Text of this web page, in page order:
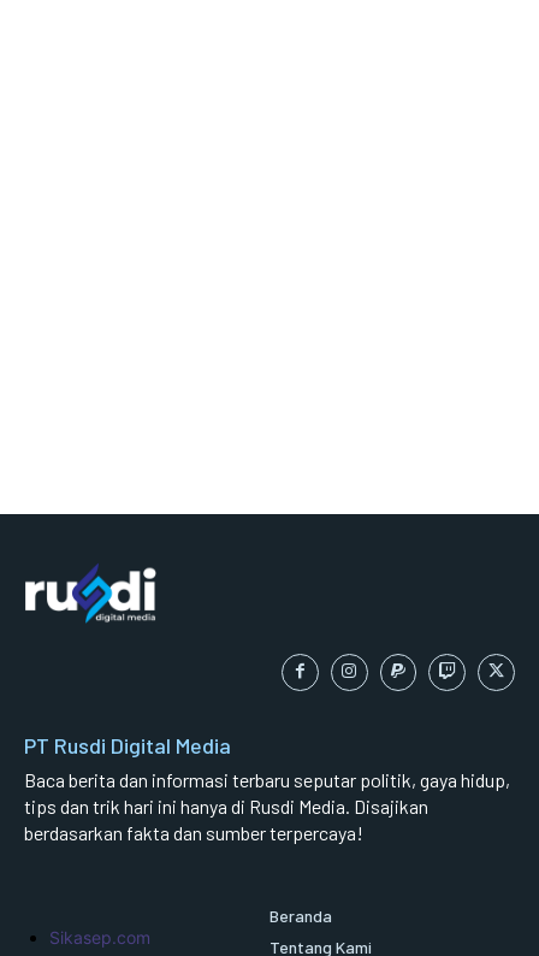
PT Rusdi Digital Media
Baca berita dan informasi terbaru seputar politik, gaya hidup,
tips dan trik hari ini hanya di Rusdi Media. Disajikan
berdasarkan fakta dan sumber terpercaya!
Sikasep.com
Beranda
Tentang Kami